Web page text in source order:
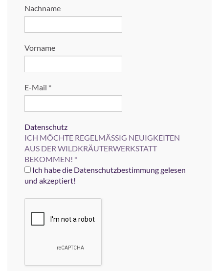
Nachname
Vorname
E-Mail *
Datenschutz
ICH MÖCHTE REGELMÄSSIG NEUIGKEITEN
AUS DER WILDKRÄUTERWERKSTATT
BEKOMMEN! *
Ich habe die Datenschutzbestimmung gelesen
und akzeptiert!